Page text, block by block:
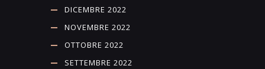
DICEMBRE 2022
NOVEMBRE 2022
OTTOBRE 2022
SETTEMBRE 2022